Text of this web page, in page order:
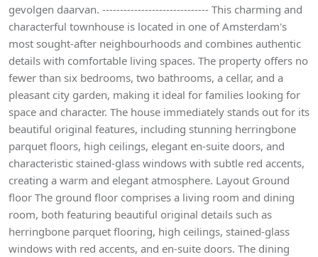
gevolgen daarvan. ------------------------------ This charming and
characterful townhouse is located in one of Amsterdam's
most sought-after neighbourhoods and combines authentic
details with comfortable living spaces. The property offers no
fewer than six bedrooms, two bathrooms, a cellar, and a
pleasant city garden, making it ideal for families looking for
space and character. The house immediately stands out for its
beautiful original features, including stunning herringbone
parquet floors, high ceilings, elegant en-suite doors, and
characteristic stained-glass windows with subtle red accents,
creating a warm and elegant atmosphere. Layout Ground
floor The ground floor comprises a living room and dining
room, both featuring beautiful original details such as
herringbone parquet flooring, high ceilings, stained-glass
windows with red accents, and en-suite doors. The dining